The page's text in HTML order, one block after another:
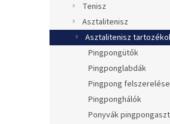
Tenisz
Asztalitenisz
Asztalitenisz
Pingpongütők
Pingponglabdák
Pingpong
Pingponghálók
Ponyvák